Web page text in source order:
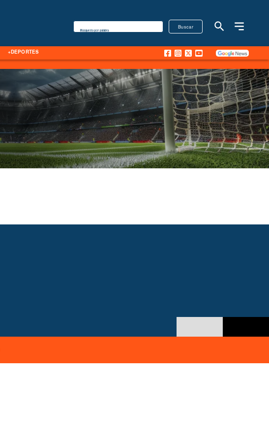
+DEPORTES
Buscar
Búsqueda por palabra